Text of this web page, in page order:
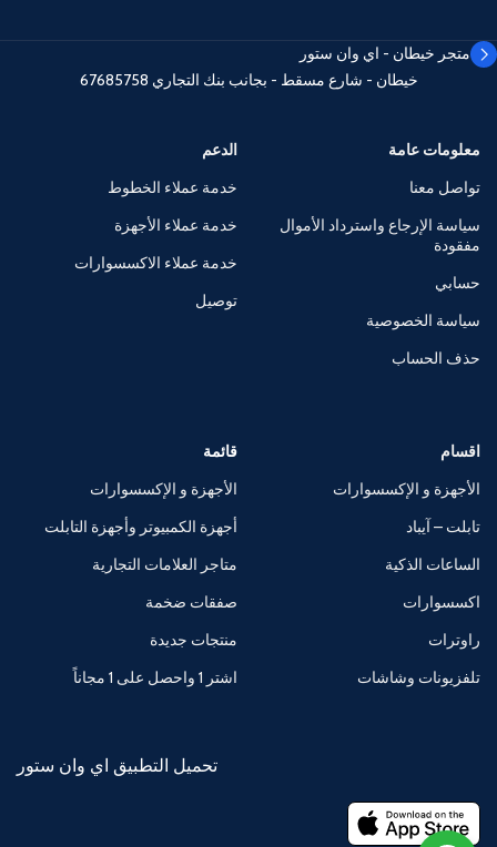
متجر خيطان - اي وان ستور
خيطان - شارع مسقط - بجانب بنك التجاري 67685758
معلومات عامة
تواصل معنا
سياسة الإرجاع واسترداد الأموال
مفقودة
حسابي
سياسة الخصوصية
حذف الحساب
الدعم
خدمة عملاء الخطوط
خدمة عملاء الأجهزة
خدمة عملاء الاكسسوارات
توصيل
اقسام
الأجهزة و الإكسسوارات
تابلت – آيباد
الساعات الذكية
اكسسوارات
راوترات
تلفزيونات وشاشات
قائمة
الأجهزة و الإكسسوارات
أجهزة الكمبيوتر وأجهزة التابلت
متاجر العلامات التجارية
صفقات ضخمة
منتجات جديدة
اشتر 1 واحصل على 1 مجاناً
تحميل التطبيق اي وان ستور